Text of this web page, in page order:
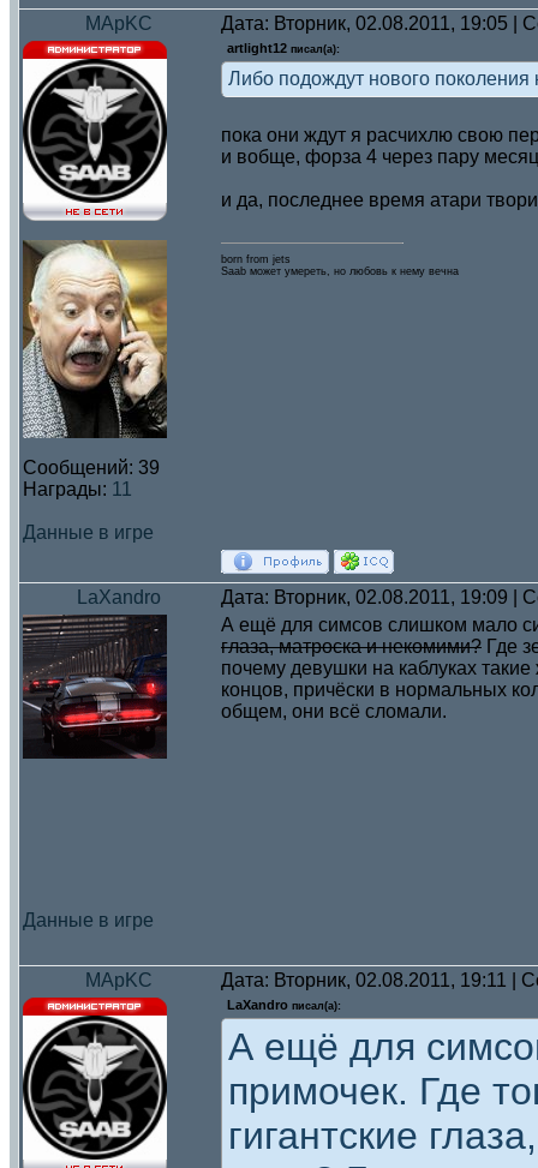
MApKC Дата: Вторник, 02.08.2011, 19:05 |
Сообщений: 39
Награды: 11
Данные в игре
artlight12 писал(а):
Либо подождут нового поколения
пока они ждут я расчихлю свою
и вобще, форза 4 через пару
и да, последнее время атари
born from jets
Saab может умереть, но любовь к нему вечна
LaXandro Дата: Вторник, 02.08.2011, 19:09 |
Данные в игре
А ещё для симсов слишком мало
глаза, матроска и некомими? Где
почему девушки на каблуках
концов, причёски в нормальных
общем, они всё сломали.
MApKC Дата: Вторник, 02.08.2011, 19:11 |
LaXandro писал(а):
А ещё для
примочек. Где
гигантские